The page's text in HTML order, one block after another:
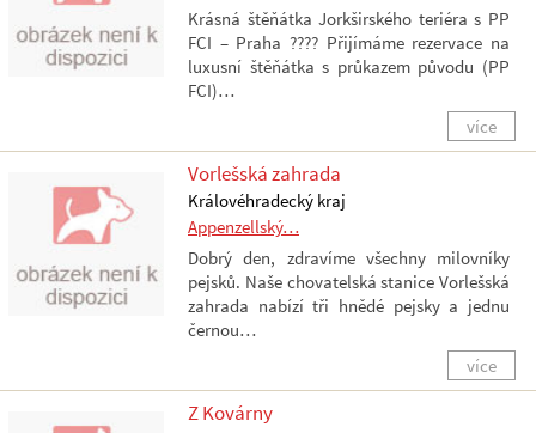
Krásná štěňátka Jorkširského teriéra s PP
FCI – Praha ???? Přijímáme rezervace na
luxusní štěňátka s průkazem původu (PP
FCI)…
více
Vorlešská zahrada
Královéhradecký kraj
Appenzellský…
Dobrý den, zdravíme všechny milovníky
pejsků. Naše chovatelská stanice Vorlešská
zahrada nabízí tři hnědé pejsky a jednu
černou…
více
Z Kovárny